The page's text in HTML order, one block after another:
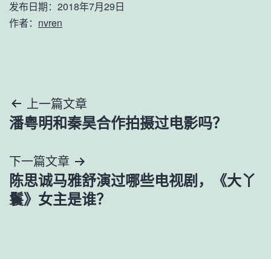
发布日期： 2018年7月29日
作者： nvren
文
章
导
航
上一篇文章
潘粤明和秦昊合作拍摄过电影吗？
下一篇文章
陈思诚马雅舒演过哪些电视剧，《大丫
鬟》女主是谁？